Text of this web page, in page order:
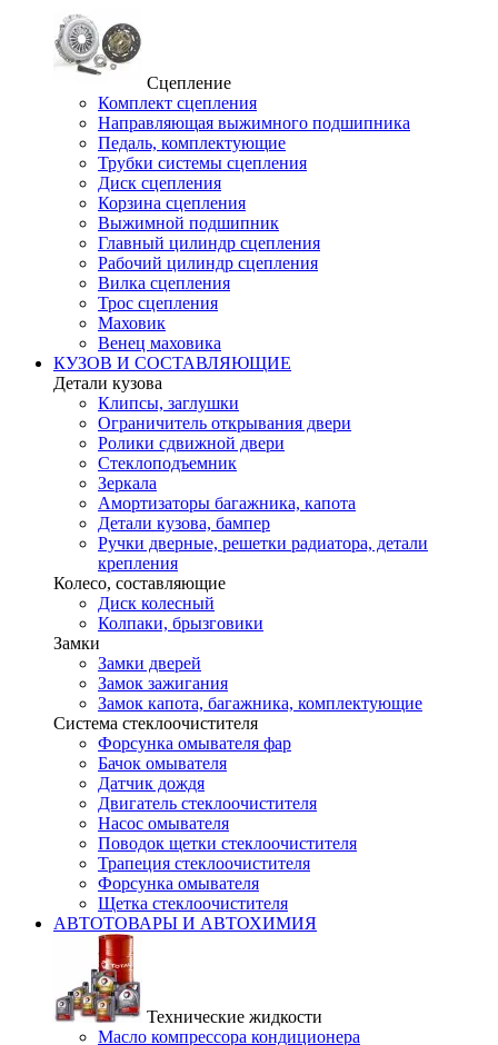
Сцепление
Комплект сцепления
Направляющая выжимного подшипника
Педаль, комплектующие
Трубки системы сцепления
Диск сцепления
Корзина сцепления
Выжимной подшипник
Главный цилиндр сцепления
Рабочий цилиндр сцепления
Вилка сцепления
Трос сцепления
Маховик
Венец маховика
КУЗОВ И СОСТАВЛЯЮЩИЕ
Детали кузова
Клипсы, заглушки
Ограничитель открывания двери
Ролики сдвижной двери
Стеклоподъемник
Зеркала
Амортизаторы багажника, капота
Детали кузова, бампер
Ручки дверные, решетки радиатора, детали
крепления
Колесо, составляющие
Диск колесный
Колпаки, брызговики
Замки
Замки дверей
Замок зажигания
Замок капота, багажника, комплектующие
Система стеклоочистителя
Форсунка омывателя фар
Бачок омывателя
Датчик дождя
Двигатель стеклоочистителя
Насос омывателя
Поводок щетки стеклоочистителя
Трапеция стеклоочистителя
Форсунка омывателя
Щетка стеклоочистителя
АВТОТОВАРЫ И АВТОХИМИЯ
Технические жидкости
Масло компрессора кондиционера